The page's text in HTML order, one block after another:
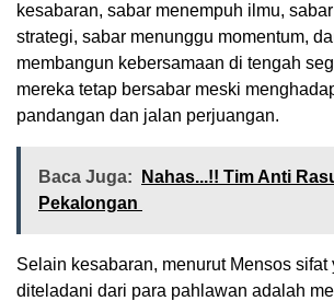
kesabaran, sabar menempuh ilmu,
strategi, sabar menunggu momentum,
membangun kebersamaan di tengah
mereka tetap bersabar meski
pandangan dan jalan perjuangan.
Baca Juga:
Nahas...!! Tim Anti
Pekalongan
Selain kesabaran, menurut Mensos sifat
diteladani dari para pahlawan adalah